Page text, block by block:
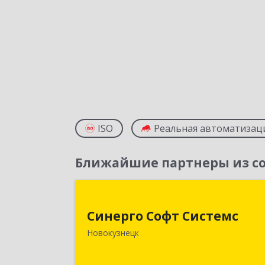
ISO Реальная
Ближайшие партнеры из
Синерго Софт Системс
Новокузнецк
654005, Кемеровская
Новокузнецк г, Строителей пр-